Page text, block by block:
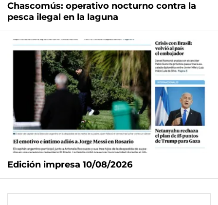
Chascomús: operativo nocturno contra la
pesca ilegal en la laguna
Edición impresa 10/08/2026